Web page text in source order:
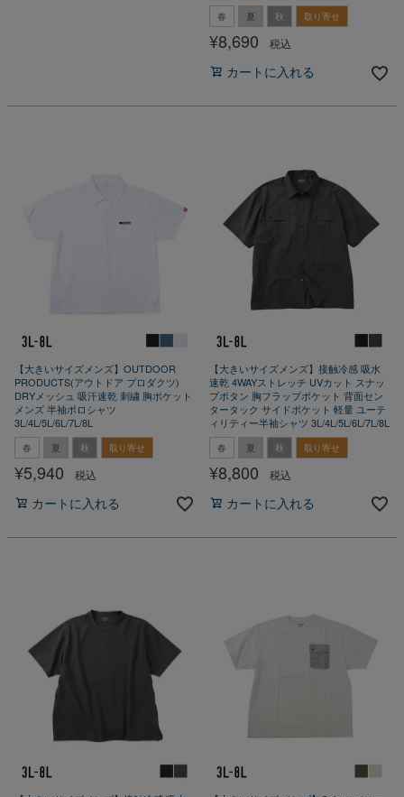
春 夏 秋 取り寄せ
¥8,690 税込
カートに入れる
【大きいサイズメンズ】OUTDOOR
PRODUCTS(アウトドア プロダクツ)
DRYメッシュ 吸汗速乾 刺繍 胸ポケット
メンズ 半袖ポロシャツ
3L/4L/5L/6L/7L/8L
春 夏 秋 取り寄せ
¥5,940 税込
カートに入れる
【大きいサイズメンズ】接触冷感 吸水
速乾 4WAYストレッチ UVカット スナッ
プボタン 胸フラップポケット 背面セン
タータック サイドポケット 軽量 ユーテ
ィリティー半袖シャツ 3L/4L/5L/6L/7L/8L
春 夏 秋 取り寄せ
¥8,800 税込
カートに入れる